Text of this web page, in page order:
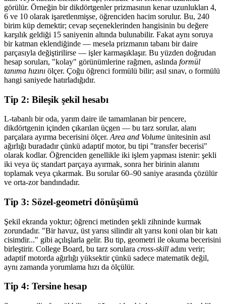
görülür. Örneğin bir dikdörtgenler prizmasının kenar uzunlukları 4,
6 ve 10 olarak işaretlenmişse, öğrenciden hacim sorulur. Bu, 240
birim küp demektir; cevap seçeneklerinden hangisinin bu değere
karşılık geldiği 15 saniyenin altında bulunabilir. Fakat aynı soruya
bir katman eklendiğinde — mesela prizmanın tabanı bir daire
parçasıyla değiştirilirse — işler karmaşıklaşır. Bu yüzden doğrudan
hesap soruları, "kolay" görünümlerine rağmen, aslında formül
tanıma hızını ölçer. Çoğu öğrenci formülü bilir; asıl sınav, o formülü
hangi saniyede hatırladığıdır.
Tip 2: Bileşik şekil hesabı
L-tabanlı bir oda, yarım daire ile tamamlanan bir pencere,
dikdörtgenin içinden çıkarılan üçgen — bu tarz sorular, alanı
parçalara ayırma becerisini ölçer. Area and Volume ünitesinin asıl
ağırlığı buradadır çünkü adaptif motor, bu tipi "transfer becerisi"
olarak kodlar. Öğrenciden genellikle iki işlem yapması istenir: şekli
iki veya üç standart parçaya ayırmak, sonra her birinin alanını
toplamak veya çıkarmak. Bu sorular 60–90 saniye arasında çözülür
ve orta-zor bandındadır.
Tip 3: Sözel-geometri dönüşümü
Şekil ekranda yoktur; öğrenci metinden şekli zihninde kurmak
zorundadır. "Bir havuz, üst yarısı silindir alt yarısı koni olan bir katı
cisimdir..." gibi açılışlarla gelir. Bu tip, geometri ile okuma becerisini
birleştirir. College Board, bu tarz sorulara cross-skill adını verir;
adaptif motorda ağırlığı yüksektir çünkü sadece matematik değil,
aynı zamanda yorumlama hızı da ölçülür.
Tip 4: Tersine hesap